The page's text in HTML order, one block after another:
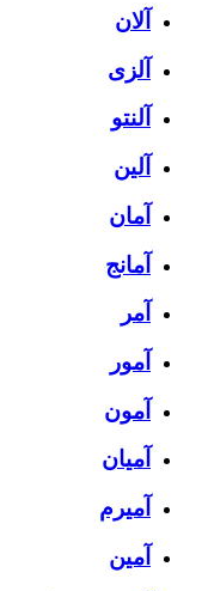
آلان
آلزی
آلنتو
آلین
آمان
آمانج
آمر
آمور
آمون
آمیان
آمیرم
آمین